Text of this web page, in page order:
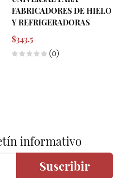
FABRICADORES DE HIELO
Y REFRIGERADORAS
$343.5
(0)
informativo
Suscribir